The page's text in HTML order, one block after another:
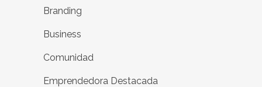
Branding
Business
Comunidad
Emprendedora Destacada